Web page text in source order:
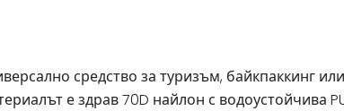
средство за туризъм, байкпаккинг
е здрав 70D найлон с